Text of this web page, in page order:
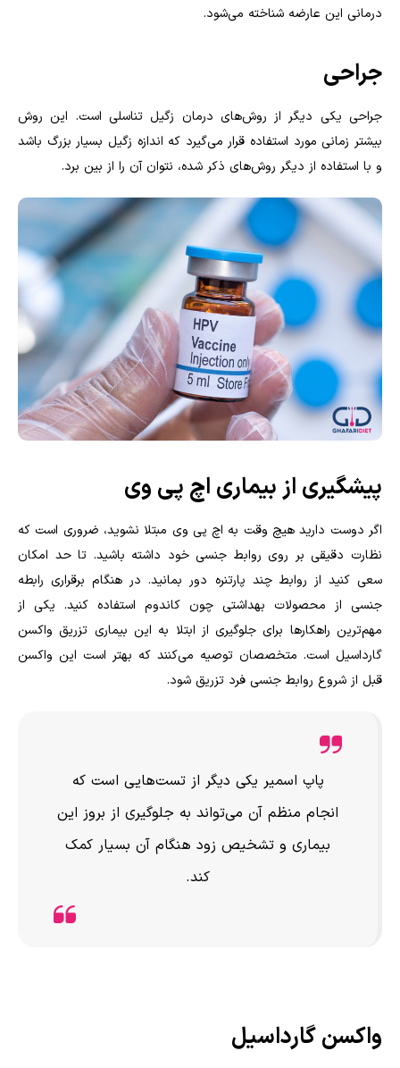
درمانی این عارضه شناخته می‌شود.
جراحی
جراحی یکی دیگر از روش‌های درمان زگیل تناسلی است. این روش
بیشتر زمانی مورد استفاده قرار می‌گیرد که اندازه زگیل بسیار بزرگ باشد
و با استفاده از دیگر روش‌های ذکر شده، نتوان آن را از بین برد.
پیشگیری از بیماری اچ پی وی
اگر دوست دارید هیچ وقت به اچ‌ پی وی مبتلا نشوید، ضروری است که
نظارت دقیقی بر روی روابط جنسی خود داشته باشید. تا حد امکان
سعی کنید از روابط چند پارتنره دور بمانید. در هنگام برقراری رابطه
جنسی از محصولات بهداشتی چون کاندوم استفاده کنید. یکی از
مهم‌ترین راهکارها برای جلوگیری از ابتلا به این بیماری تزریق واکسن
گارداسیل است‌. متخصصان توصیه می‌کنند که بهتر است این واکسن
قبل از شروع روابط جنسی فرد تزریق شود.
پاپ اسمیر یکی دیگر از تست‌هایی است که
انجام منظم آن می‌تواند به جلوگیری از بروز این
بیماری و تشخیص زود هنگام آن بسیار کمک
کند.
واکسن گارداسیل